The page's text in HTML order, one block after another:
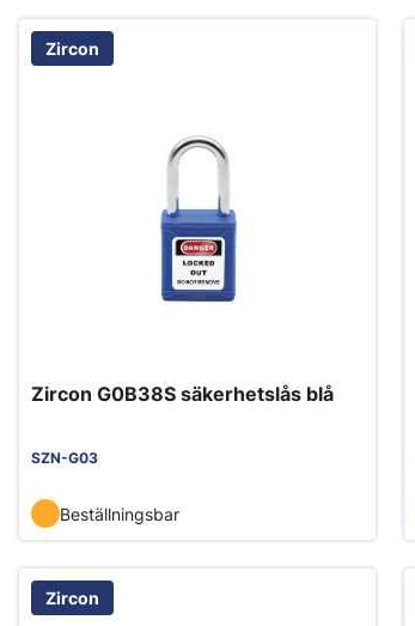
Zircon
Zircon G0B38S säkerhetslås blå
SZN-G03
Beställningsbar
Zircon